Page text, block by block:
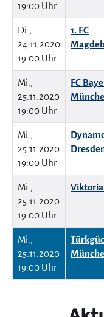
19:00 Uhr
Di.,
24.11.2020
19:00 Uhr
1. FC
Mi.,
25.11.2020
19:00 Uhr
FC
Mi.,
25.11.2020
19:00 Uhr
Mi.,
25.11.2020
19:00 Uhr
Viktoria
Mi.,
25.11.2020
19:00 Uhr